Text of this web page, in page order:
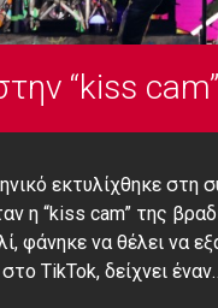
“kiss
εκτυλίχθηκε στη
η “kiss cam” της
φάνηκε να θέλει να
TikTok, δείχνει